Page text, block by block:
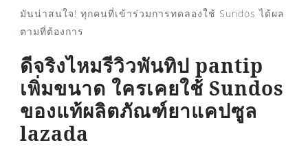
มันน่าสนใจ! ทุกคนที่เข้าร่วมการทดลองใช้ Sundos ได้ผล
ตามที่ต้องการ
ดีจริงไหมรีวิวพันทิป pantip
เพิ่มขนาด ใครเคยใช้ Sundos
ของแท้ผลิตภัณฑ์ยาแคปซูล
lazada